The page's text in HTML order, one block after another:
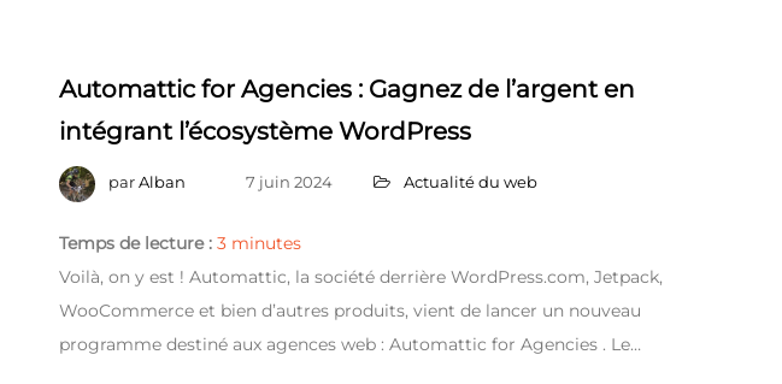
Automattic for Agencies : Gagnez de l’argent en
intégrant l’écosystème WordPress
parAlban 7 juin 2024 Actualité du web
Temps de lecture : 3 minutes
Voilà, on y est ! Automattic, la société derrière WordPress.com, Jetpack,
WooCommerce et bien d’autres produits, vient de lancer un nouveau
programme destiné aux agences web : Automattic for Agencies . Le…